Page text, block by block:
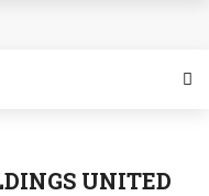
: Entre avancées,
des jeunes filles
UNITED